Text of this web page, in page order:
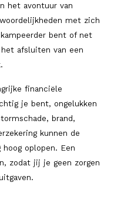
het avontuur van
met zich
bent of net
afsluiten van een
financiële
je bent, ongelukken
brand,
kunnen de
oplopen. Een
zodat jij je geen zorgen